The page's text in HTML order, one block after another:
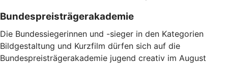
Bundespreisträgerakademie
Die Bundessiegerinnen und -sieger in den Kategorien
Bildgestaltung und Kurzfilm dürfen sich auf die
Bundespreisträgerakademie jugend creativ im August